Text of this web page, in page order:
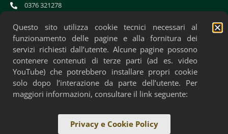
0376 321278
cb.gardachiese-bonifica@pec.regione.lombardia.it
CF: 01706580204
Privacy Policy Cookie Policy Accessibilità
Questo sito utilizza cookie tecnici necessari al
funzionamento delle pagine e alla fornitura dei
servizi richiesti dall’utente. Alcune pagine possono
contenere contenuti di terze parti (ad es. video
YouTube) che potrebbero installare propri cookie
solo dopo l’interazione da parte dell’utente. Per
maggiori informazioni, consultare il link seguente:
Privacy e Cookie Policy